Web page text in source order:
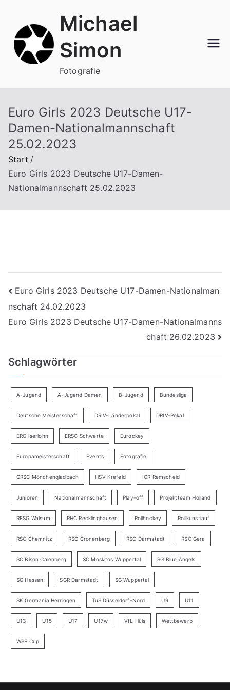
springen
Michael
Simon
Fotografie
Euro Girls 2023 Deutsche U17-
Damen-Nationalmannschaft
25.02.2023
Start
Euro Girls 2023 Deutsche U17-Damen-
Nationalmannschaft 25.02.2023
Beitragsnavigation
Euro Girls 2023 Deutsche U17-Damen-Nationalman
nschaft 24.02.2023
Euro Girls 2023 Deutsche U17-Damen-Nationalmanns
chaft 26.02.2023
Schlagwörter
A-Jugend A-Jugend Damen B-Jugend Bundesliga
Deutsche Meisterschaft DRIV-Länderpokal DRIV-Pokal
ERG Iserlohn ERSC Schwerte Eurockey
Europameisterschaft Events Fotografie
GRSC Mönchengladbach HSV Krefeld IGR Remscheid
Junioren Nationalmannschaft Play-off Projektteam Holland
RESG Walsum RHC Recklinghausen Rollhockey Rollkunstlauf
RSC Chemnitz RSC Cronenberg RSC Darmstadt RSC Gera
SC Bison Calenberg SC Moskitos Wuppertal SG Blue Angels
SG Hessen SGR Darmstadt SG Wuppertal
SK Germania Herringen TuS Düsseldorf-Nord U9 U11
U13 U15 U17 U17w VfL Hüls Wettbewerb
WSE Cup